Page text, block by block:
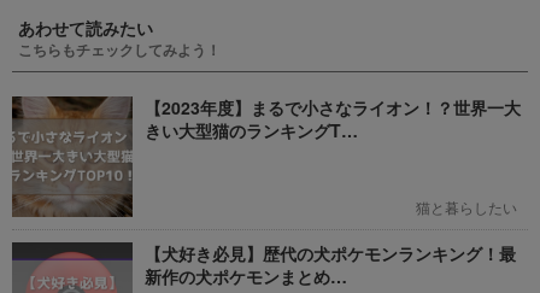
あわせて読みたい
こちらもチェックしてみよう！
【2023年度】まるで小さなライオン！？世界一大
きい大型猫のランキングT…
猫と暮らしたい
【犬好き必見】歴代の犬ポケモンランキング！最
新作の犬ポケモンまとめ…